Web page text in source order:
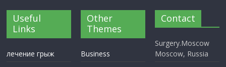
Useful
Links
лечение грыж
Other
Themes
Business
Contact
Surgery.Moscow
Moscow, Russia